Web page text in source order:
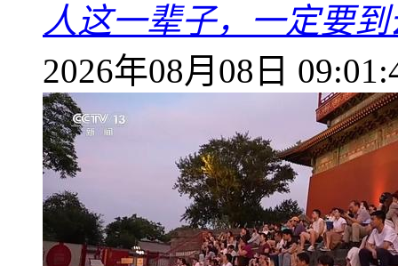
人这一辈子，一定要
2026年08月08日